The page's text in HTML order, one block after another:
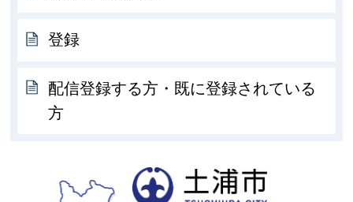
登録
配信登録する方・既に登録されている
方